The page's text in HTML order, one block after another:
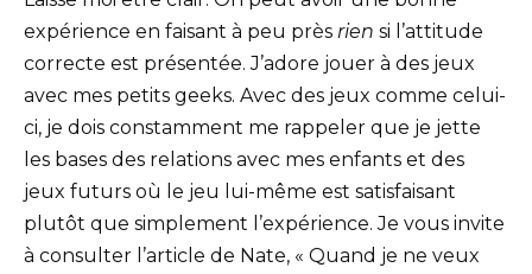
expérience en faisant à peu près rien si l’attitude
correcte est présentée. J’adore jouer à des jeux
avec mes petits geeks. Avec des jeux comme celui-
ci, je dois constamment me rappeler que je jette
les bases des relations avec mes enfants et des
jeux futurs où le jeu lui-même est satisfaisant
plutôt que simplement l’expérience. Je vous invite
à consulter l’article de Nate, « Quand je ne veux